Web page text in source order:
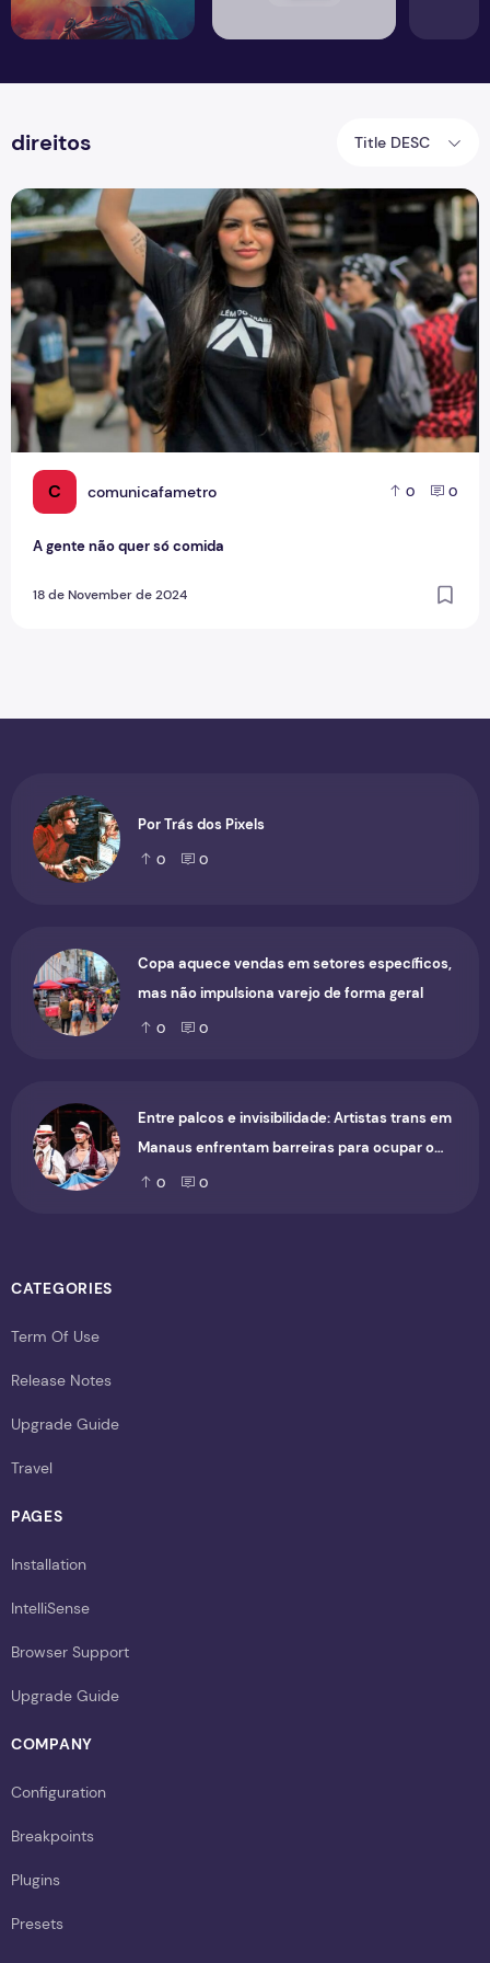
direitos Title DESC
C comunicafametro 0 0
A gente não quer só comida
18 de November de 2024
A gente não quer só comida
Por Trás dos Pixels
0 0
Copa aquece vendas em setores específicos,
mas não impulsiona varejo de forma geral
0 0
Entre palcos e invisibilidade: Artistas trans em
Manaus enfrentam barreiras para ocupar o
cenário cultural
0 0
CATEGORIES
Term Of Use
Release Notes
Upgrade Guide
Travel
PAGES
Installation
IntelliSense
Browser Support
Upgrade Guide
COMPANY
Configuration
Breakpoints
Plugins
Presets